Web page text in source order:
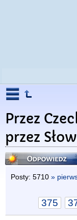
Przez
przez
Odpowiedz
Posty: 5710 »
375